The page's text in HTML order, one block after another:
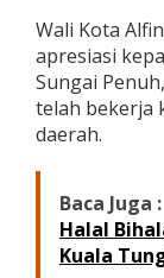
Wali Kota
apresiasi
Sungai
telah bekerja
daerah.
Baca Juga :
Halal
Kuala